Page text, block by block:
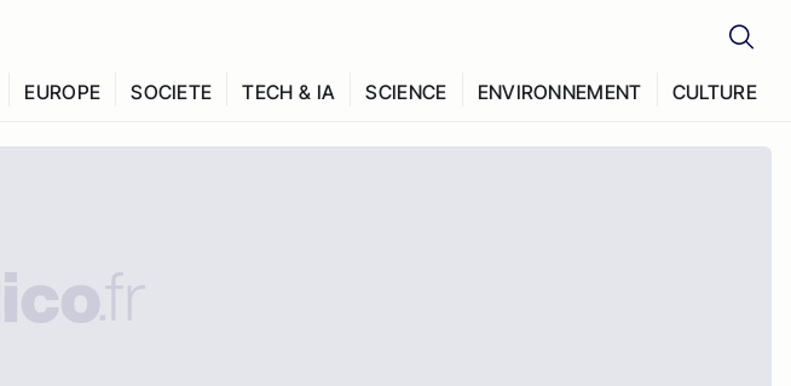
EUROPE SOCIETE TECH & IA SCIENCE ENVIRONNEMENT CULTURE